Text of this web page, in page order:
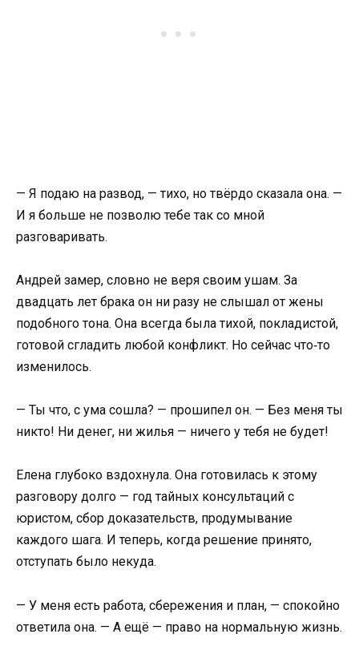
— Я подаю на развод, — тихо, но твёрдо сказала она. —
И я больше не позволю тебе так со мной
разговаривать.
Андрей замер, словно не веря своим ушам. За
двадцать лет брака он ни разу не слышал от жены
подобного тона. Она всегда была тихой, покладистой,
готовой сгладить любой конфликт. Но сейчас что‑то
изменилось.
— Ты что, с ума сошла? — прошипел он. — Без меня ты
никто! Ни денег, ни жилья — ничего у тебя не будет!
Елена глубоко вздохнула. Она готовилась к этому
разговору долго — год тайных консультаций с
юристом, сбор доказательств, продумывание
каждого шага. И теперь, когда решение принято,
отступать было некуда.
— У меня есть работа, сбережения и план, — спокойно
ответила она. — А ещё — право на нормальную жизнь.